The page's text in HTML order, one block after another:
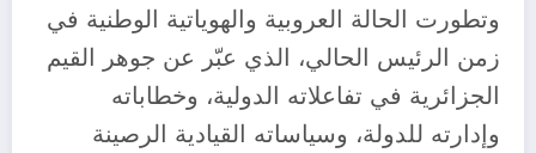
وتطورت الحالة العروبية والهوياتية الوطنية في
زمن الرئيس الحالي، الذي عبّر عن جوهر القيم
الجزائرية في تفاعلاته الدولية، وخطاباته
وإدارته للدولة، وسياساته القيادية الرصينة